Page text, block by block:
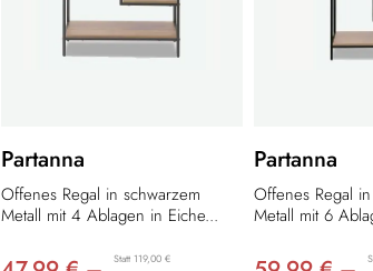
Partanna
Offenes Regal in schwarzem
Metall mit 4 Ablagen in Eiche...
Statt 119,00 €
Partanna
Offenes Regal
Metall mit 6